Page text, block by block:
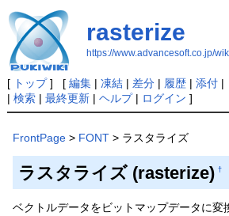
rasterize
https://www.advancesoft.co.jp/
[ トップ] [ 編集| 凍結| 差分| 履歴| 添付|
| 検索| 最終更新| ヘルプ| ログイン ]
FrontPage > FONT > ラスタライズ
ラスタライズ (rasterize) †
ベクトルデータをビットマップデータに変